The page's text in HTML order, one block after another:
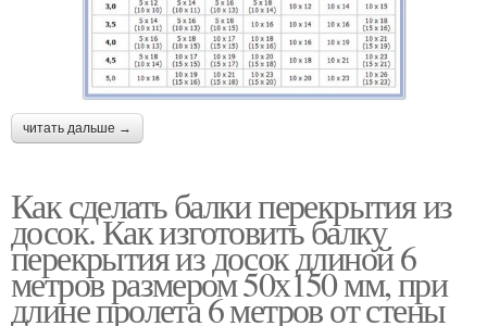
читать дальше →
Как сделать балки перекрытия из
досок. Как изготовить балку
перекрытия из досок длиной 6
метров размером 50х150 мм, при
длине пролета 6 метров от стены